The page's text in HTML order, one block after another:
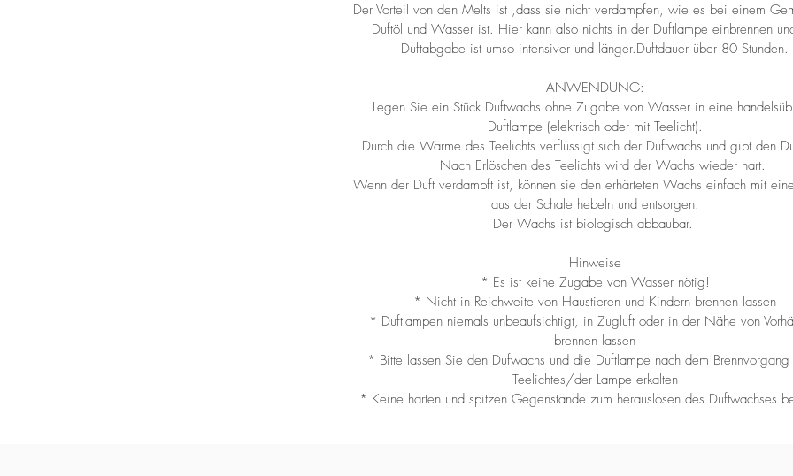
Der Vorteil von den Melts ist ,dass sie nicht verdampfen, wie es bei einem
Duftöl und Wasser ist. Hier kann also nichts in der Duftlampe einbrennen
Duftabgabe ist umso intensiver und länger.Duftdauer über 80 Stunden.
ANWENDUNG:
Legen Sie ein Stück Duftwachs ohne Zugabe von Wasser in eine
Duftlampe (elektrisch oder mit Teelicht).
Durch die Wärme des Teelichts verflüssigt sich der Duftwachs und gibt den
Nach Erlöschen des Teelichts wird der Wachs wieder hart.
Wenn der Duft verdampft ist, können sie den erhärteten Wachs einfach mit
aus der Schale hebeln und entsorgen.
Der Wachs ist biologisch abbaubar.
Hinweise
* Es ist keine Zugabe von Wasser nötig!
* Nicht in Reichweite von Haustieren und Kindern brennen lassen
* Duftlampen niemals unbeaufsichtigt, in Zugluft oder in der Nähe von
brennen lassen
* Bitte lassen Sie den Dufwachs und die Duftlampe nach dem Brennvorgang
Teelichtes/der Lampe erkalten
* Keine harten und spitzen Gegenstände zum herauslösen des Duftwachses